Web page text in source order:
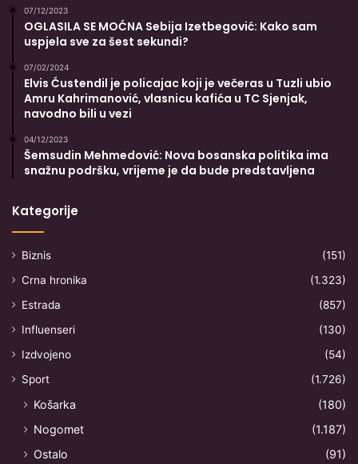
07/12/2023
OGLASILA SE MOĆNA Sebija Izetbegović: Kako sam
uspjela sve za šest sekundi?
07/02/2024
Elvis Ćustendil je policajac koji je večeras u Tuzli ubio
Amru Kahrimanović, vlasnicu kafića u TC Sjenjak,
navodno bili u vezi
04/12/2023
Šemsudin Mehmedović: Nova bosanska politika ima
snažnu podršku, vrijeme je da bude predstavljena
Kategorije
Biznis
(151)
Crna hronika
(1.323)
Estrada
(857)
Influenseri
(130)
Izdvojeno
(54)
Sport
(1.726)
Košarka
(180)
Nogomet
(1.187)
Ostalo
(91)